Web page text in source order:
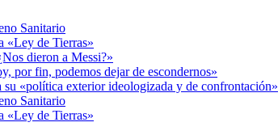
Sanitario
«Ley de Tierras»
dieron a Messi?»
por fin, podemos dejar de escondernos»
«política exterior ideologizada y de confrontación»
Sanitario
«Ley de Tierras»